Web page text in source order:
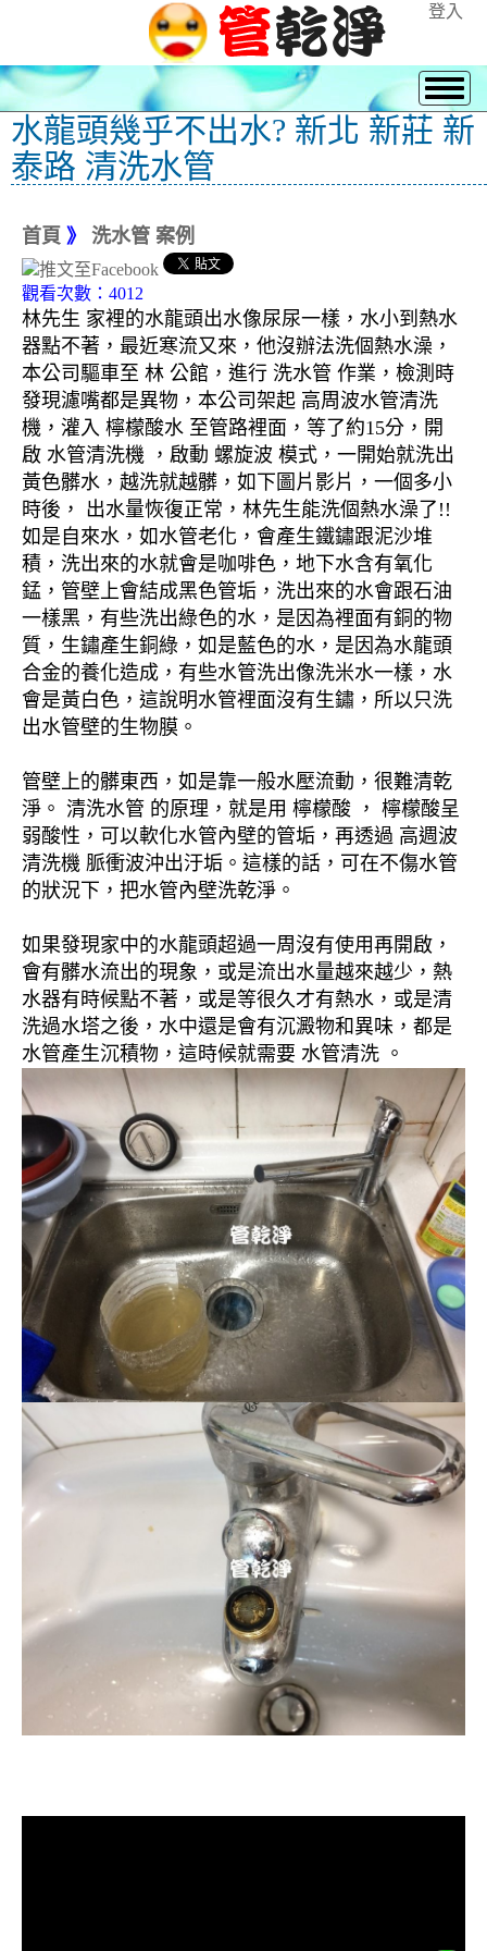
登入
水龍頭幾乎不出水? 新北 新莊 新
泰路 清洗水管
首頁 》 洗水管 案例
觀看次數：4012
林先生 家裡的水龍頭出水像尿尿一樣，水小到熱水
器點不著，最近寒流又來，他沒辦法洗個熱水澡，
本公司驅車至 林 公館，進行 洗水管 作業，檢測時
發現濾嘴都是異物，本公司架起 高周波水管清洗
機，灌入 檸檬酸水 至管路裡面，等了約15分，開
啟 水管清洗機 ，啟動 螺旋波 模式，一開始就洗出
黃色髒水，越洗就越髒，如下圖片影片，一個多小
時後， 出水量恢復正常，林先生能洗個熱水澡了!!
如是自來水，如水管老化，會產生鐵鏽跟泥沙堆
積，洗出來的水就會是咖啡色，地下水含有氧化
錳，管壁上會結成黑色管垢，洗出來的水會跟石油
一樣黑，有些洗出綠色的水，是因為裡面有銅的物
質，生鏽產生銅綠，如是藍色的水，是因為水龍頭
合金的養化造成，有些水管洗出像洗米水一樣，水
會是黃白色，這說明水管裡面沒有生鏽，所以只洗
出水管壁的生物膜。
管壁上的髒東西，如是靠一般水壓流動，很難清乾
淨。 清洗水管 的原理，就是用 檸檬酸 ， 檸檬酸呈
弱酸性，可以軟化水管內壁的管垢，再透過 高週波
清洗機 脈衝波沖出汙垢。這樣的話，可在不傷水管
的狀況下，把水管內壁洗乾淨。
如果發現家中的水龍頭超過一周沒有使用再開啟，
會有髒水流出的現象，或是流出水量越來越少，熱
水器有時候點不著，或是等很久才有熱水，或是清
洗過水塔之後，水中還是會有沉澱物和異味，都是
水管產生沉積物，這時候就需要 水管清洗 。